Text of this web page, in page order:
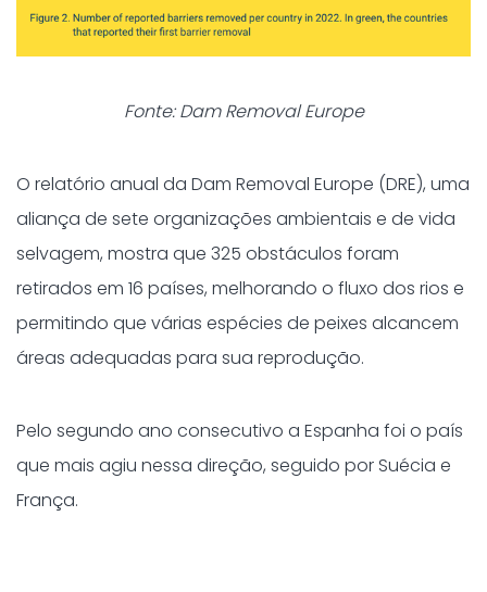
Fonte: Dam Removal Europe
O relatório anual da Dam Removal Europe (DRE), uma
aliança de sete organizações ambientais e de vida
selvagem, mostra que 325 obstáculos foram
retirados em 16 países, melhorando o fluxo dos rios e
permitindo que várias espécies de peixes alcancem
áreas adequadas para sua reprodução.
Pelo segundo ano consecutivo a Espanha foi o país
que mais agiu nessa direção, seguido por Suécia e
França.